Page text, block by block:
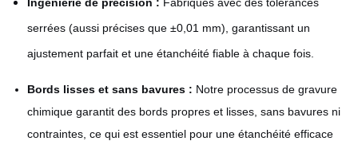
serrées (aussi précises que ±0,01 mm), garantissant un
ajustement parfait et une étanchéité fiable à chaque fois.
Bords lisses et sans bavures : Notre processus de gravure
chimique garantit des bords propres et lisses, sans bavures ni
contraintes, ce qui est essentiel pour une étanchéité efficace